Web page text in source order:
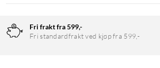
Fri frakt fra 599,-
Fri standardfrakt ved kjøp fra 599,-